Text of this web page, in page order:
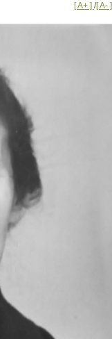
[ A+ ] /[ A- ]